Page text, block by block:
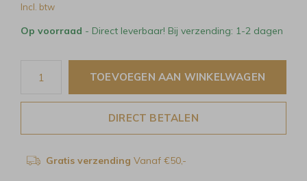
Incl. btw
Op voorraad - Direct leverbaar! Bij verzending: 1-2 dagen
TOEVOEGEN AAN WINKELWAGEN
DIRECT BETALEN
Gratis verzending Vanaf €50,-